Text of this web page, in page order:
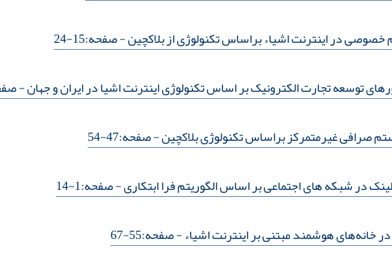
خصوصی در اینترنت اشیاء براساس تکنولوژی از بلاکچین- صفحه:15-24
توسعه تجارت الکترونیک بر اساس تکنولوژی اینترنت اشیا در ایران و جهان-
صرافی غیرمتمرکز براساس تکنولوژی بلاکچین- صفحه:47-54
در شبکه‌ های اجتماعی بر اساس الگوریتم فرا ابتکاری- صفحه:1-14
خانه‌های هوشمند مبتنی بر اینترنت اشیاء- صفحه:55-67